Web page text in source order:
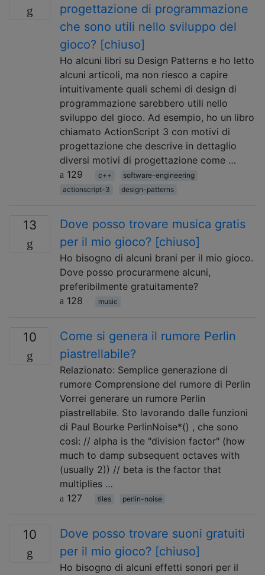
progettazione di programmazione
che sono utili nello sviluppo del
gioco? [chiuso]
Ho alcuni libri su Design Patterns e ho letto
alcuni articoli, ma non riesco a capire
intuitivamente quali schemi di design di
programmazione sarebbero utili nello
sviluppo del gioco. Ad esempio, ho un libro
chiamato ActionScript 3 con motivi di
progettazione che descrive in dettaglio
diversi motivi di progettazione come …
129
c++
software-engineering
actionscript-3
design-patterns
13
Dove posso trovare musica gratis
per il mio gioco? [chiuso]
Ho bisogno di alcuni brani per il mio gioco.
Dove posso procurarmene alcuni,
preferibilmente gratuitamente?
128
music
10
Come si genera il rumore Perlin
piastrellabile?
Relazionato: Semplice generazione di
rumore Comprensione del rumore di Perlin
Vorrei generare un rumore Perlin
piastrellabile. Sto lavorando dalle funzioni
di Paul Bourke PerlinNoise*() , che sono
così: // alpha is the "division factor" (how
much to damp subsequent octaves with
(usually 2)) // beta is the factor that
multiplies …
127
tiles perlin-noise
10
Dove posso trovare suoni gratuiti
per il mio gioco? [chiuso]
Ho bisogno di alcuni effetti sonori per il